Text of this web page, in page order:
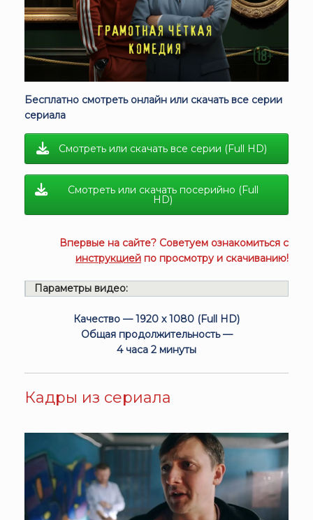
Бесплатно смотреть онлайн или скачать все серии
сериала
Смотреть или скачать все серии (Full HD)
Смотреть или скачать посерийно (Full
HD)
Впервые на сайте? Советуем ознакомиться с
инструкцией по просмотру и скачиванию!
Параметры видео:
Качество — 1920 x 1080 (Full HD)
Общая продолжительность —
4 часа 2 минуты
Кадры из сериала